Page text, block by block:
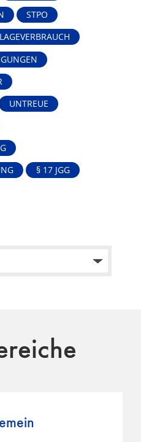
STPO
UNTREUE
§ 17 JGG